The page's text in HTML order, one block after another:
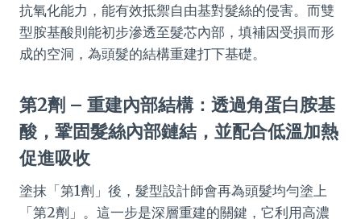
抗氧化能力，能有效抵禦自由基對髮絲的侵害。而雙
型胺基酸則能初步滲透至髮芯內部，填補因受損而形
成的空洞，為頭髮的結構重建打下基礎。
第2劑 – 重建內部結構：透過角蛋白胺基
酸，鞏固髮絲內部鏈結，並配合低溫加熱
促進吸收
塗抹「第1劑」後，髮型設計師會再為頭髮均勻塗上
「第2劑」。這一步是深層重建的關鍵，它利用高濃